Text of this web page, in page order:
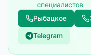
специалистов
Рыбацкое
Telegram